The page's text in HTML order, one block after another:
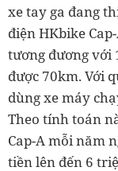
xe tay ga đang
điện HKbike
tương đương với
được 70km. Với
dùng xe máy
Theo tính toán
Cap-A mỗi năm
tiền lên đến 6